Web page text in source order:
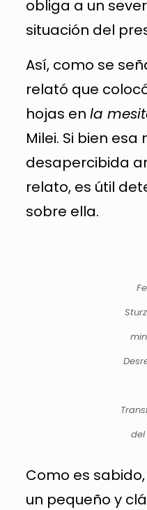
obliga a un
situación del
Así, como se
relató que
hojas en la
Milei. Si bien
desapercibida
relato, es útil
sobre ella.
del
Como es
un pequeño y